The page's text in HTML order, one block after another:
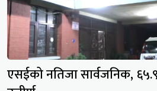
एसईको नतिजा सार्वजनिक,